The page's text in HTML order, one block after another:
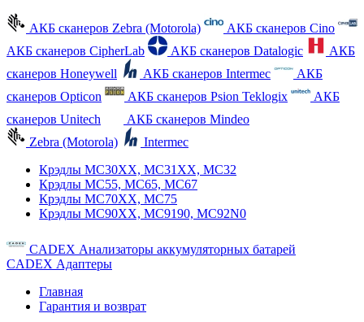
АКБ сканеров Zebra (Motorola)
АКБ сканеров Cino
АКБ сканеров CipherLab
АКБ сканеров Datalogic
АКБ
сканеров Honeywell
АКБ сканеров Intermec
АКБ
сканеров Opticon
АКБ сканеров Psion Teklogix
АКБ
сканеров Unitech
АКБ сканеров Mindeo
Zebra (Motorola)
Intermec
Крэдлы MC30XX, MC31XX, MC32
Крэдлы MC55, MC65, MC67
Крэдлы MC70XX, MC75
Крэдлы MC90XX, MC9190, MC92N0
CADEX Анализаторы аккумуляторных батарей
CADEX Адаптеры
Главная
Гарантия и возврат